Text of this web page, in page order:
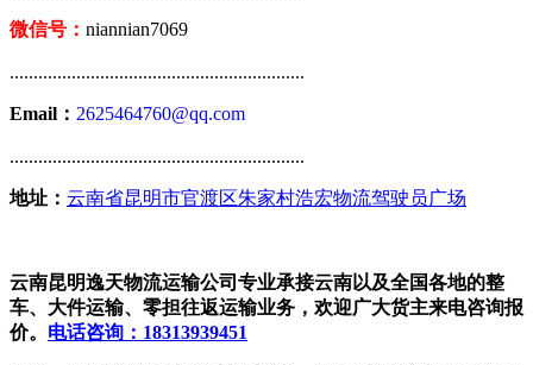
微信号： niannian7069
..............................................................
Email： 2625464760@qq.com
..............................................................
地址： 云南省昆明市官渡区朱家村浩宏物流驾驶员广场
云南昆明逸天物流运输公司专业承接云南以及全国各地的整
车、大件运输、零担往返运输业务，欢迎广大货主来电咨询报
价。 电话咨询：18313939451